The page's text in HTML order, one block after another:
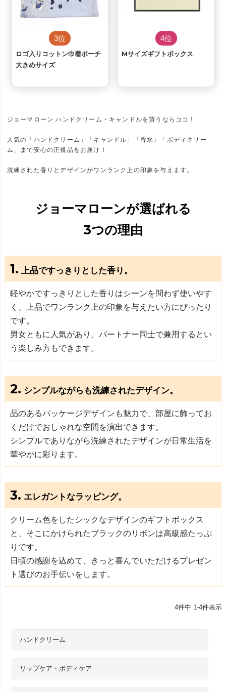
3位
ロゴ入りコットン巾着ポーチ
大きめサイズ
4位
Mサイズギフトボックス
ジョーマローン ハンドクリーム・キャンドルを買うならココ！
人気の「ハンドクリーム」「キャンドル」「香水」「ボディクリー
ム」まで安心の正規品をお届け！
洗練された香りとデザインがワンランク上の印象を与えます。
ジョーマローンが選ばれる
3つの理由
1. 上品ですっきりとした香り。
軽やかですっきりとした香りはシーンを問わず使いやす
く、上品でワンランク上の印象を与えたい方にぴったり
です。
男女ともに人気があり、パートナー同士で兼用するとい
う楽しみ方もできます。
2. シンプルながらも洗練されたデザイン。
品のあるパッケージデザインも魅力で、部屋に飾ってお
くだけでおしゃれな空間を演出できます。
シンプルでありながら洗練されたデザインが日常生活を
華やかに彩ります。
3. エレガントなラッピング。
クリーム色をしたシックなデザインのギフトボックス
と、そこにかけられたブラックのリボンは高級感たっぷ
りです。
日頃の感謝を込めて、きっと喜んでいただけるプレゼン
ト選びのお手伝いをします。
4件中 1 -4件表示
ハンドクリーム
リップケア・ボディケア